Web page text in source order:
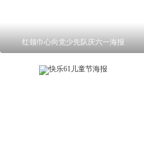
红领巾心向党少先队庆六一海报